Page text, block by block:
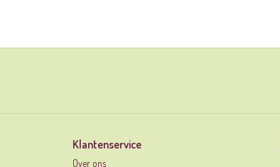
Klantenservice
Over ons